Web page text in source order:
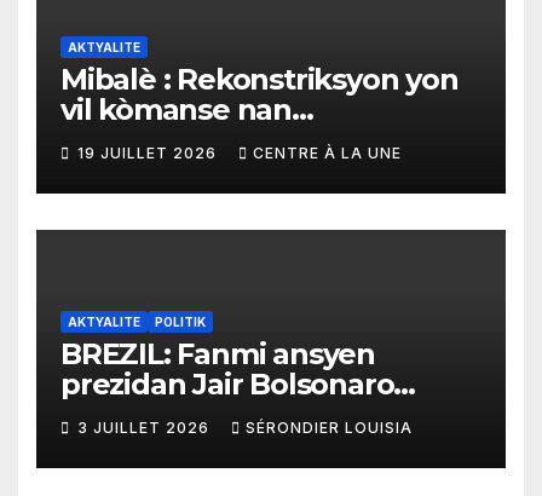
AKTYALITE
Mibalè : Rekonstriksyon yon
vil kòmanse nan
rekonstriksyon lespri moun
yo
19 JUILLET 2026 CENTRE À LA UNE
AKTYALITE POLITIK
BREZIL: Fanmi ansyen
prezidan Jair Bolsonaro
mande gouvènman
ameriken an ogmante taks
sou tout pwodui Brezil ap
3 JUILLET 2026 SÉRONDIER LOUISIA